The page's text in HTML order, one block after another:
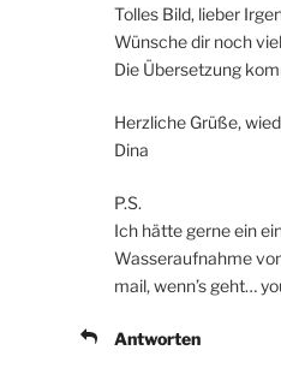
Tolles Bild, lieber
Wünsche dir noch
Die Übersetzung
Herzliche Grüße,
Dina
P.S.
Ich hätte gerne ein
Wasseraufnahme
mail, wenn’s geht…
Antworten